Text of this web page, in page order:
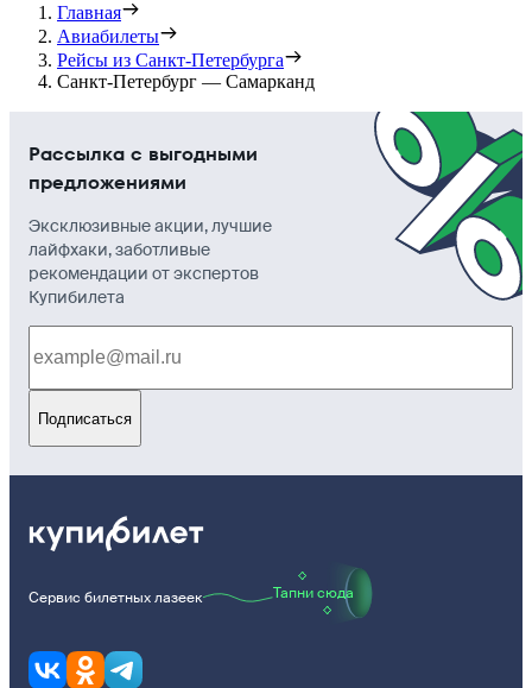
Главная
Авиабилеты
Рейсы из Санкт-Петербурга
Санкт-Петербург — Самарканд
Рассылка с выгодными
предложениями
Эксклюзивные акции, лучшие
лайфхаки, заботливые
рекомендации от экспертов
Купибилета
Подписаться
Сервис билетных лазеек Тапни сюда